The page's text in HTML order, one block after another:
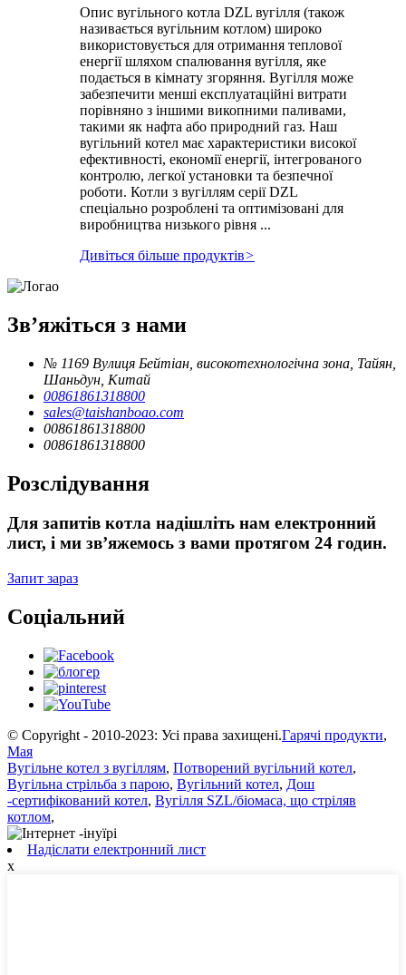
Опис вугільного котла DZL вугілля (також
називається вугільним котлом) широко
використовується для отримання теплової
енергії шляхом спалювання вугілля, яке
подається в кімнату згоряння. Вугілля може
забезпечити менші експлуатаційні витрати
порівняно з іншими викопними паливами,
такими як нафта або природний газ. Наш
вугільний котел має характеристики високої
ефективності, економії енергії, інтегрованого
контролю, легкої установки та безпечної
роботи. Котли з вугіллям серії DZL
спеціально розроблені та оптимізовані для
виробництва низького рівня ...
Дивіться більше продуктів>
Зв’яжіться з нами
№ 1169 Вулиця Бейтіан, високотехнологічна зона, Тайян,
Шаньдун, Китай
00861861318800
sales@taishanboao.com
00861861318800
00861861318800
Розслідування
Для запитів котла надішліть нам електронний
лист, і ми зв’яжемось з вами протягом 24 годин.
Запит зараз
Соціальний
© Copyright - 2010-2023: Усі права захищені.Гарячі продукти,
Мая
Вугільне котел з вугіллям, Потворений вугільний котел,
Вугільна стрільба з парою, Вугільний котел, Дош
-сертифікований котел, Вугілля SZL/біомаса, що стріляв
котлом,
Надіслати електронний лист
x